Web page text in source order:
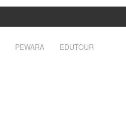
PEWARA EDUTOUR